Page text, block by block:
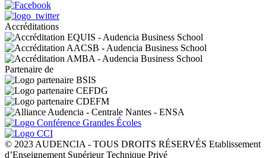
Accréditations
Partenaire de
© 2023 AUDENCIA - TOUS DROITS RÉSERVÉS Etablissement
d’Enseignement Supérieur Technique Privé